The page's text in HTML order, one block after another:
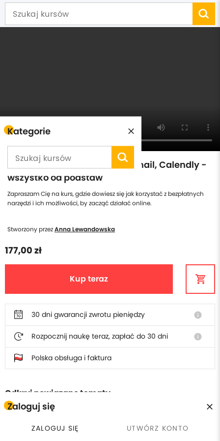
Kategorie
Zaloguj się
ZALOGUJ SIĘ UTWÓRZ KONTO
Fb Fanpage, Zoom, Canva, Gmail, Calendly -
wszystko od podstaw
Zapraszam Cię na kurs, gdzie dowiesz się jak korzystać z bezpłatnych
narzędzi i ich możliwości, by zacząć działać online.
Stworzony przezAnna Lewandowska
177,00 zł
Kup teraz
30 dni gwarancji zwrotu pieniędzy info
Rozpocznij naukę teraz, zapłać do 30 dni info
Polska obsługa i faktura
Odkryj powiązane tematy